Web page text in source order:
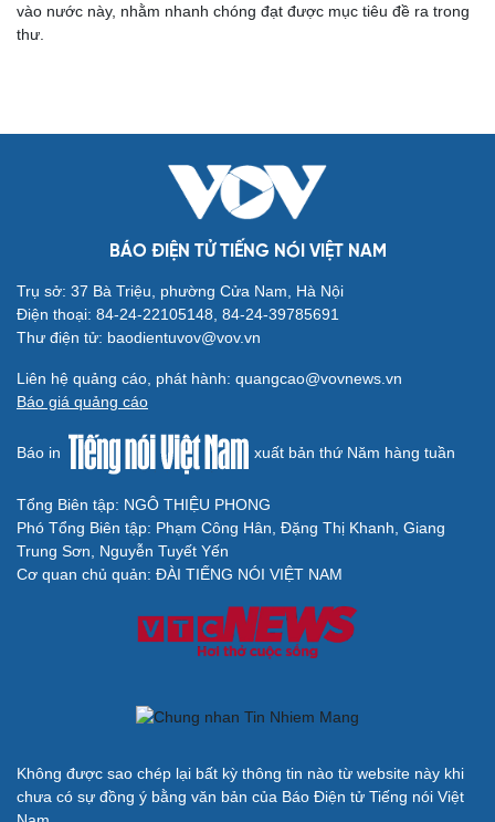
vào nước này, nhằm nhanh chóng đạt được mục tiêu đề ra trong
thư.
BÁO ĐIỆN TỬ TIẾNG NÓI VIỆT NAM
Trụ sở: 37 Bà Triệu, phường Cửa Nam, Hà Nội
Điện thoại: 84-24-22105148, 84-24-39785691
Thư điện tử: baodientuvov@vov.vn
Liên hệ quảng cáo, phát hành: quangcao@vovnews.vn
Báo giá quảng cáo
Báo in xuất bản thứ Năm hàng tuần
Tổng Biên tập: NGÔ THIỆU PHONG
Phó Tổng Biên tập: Phạm Công Hân, Đặng Thị Khanh, Giang
Trung Sơn, Nguyễn Tuyết Yến
Cơ quan chủ quản: ĐÀI TIẾNG NÓI VIỆT NAM
Không được sao chép lại bất kỳ thông tin nào từ website này khi
chưa có sự đồng ý bằng văn bản của Báo Điện tử Tiếng nói Việt